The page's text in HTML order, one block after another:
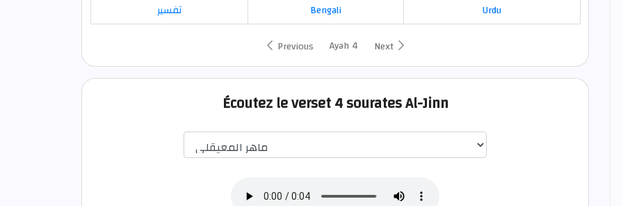
تفسير
Bengali
Urdu
Previous
Ayah 4 Next
Écoutez le verset 4 sourates Al-Jinn